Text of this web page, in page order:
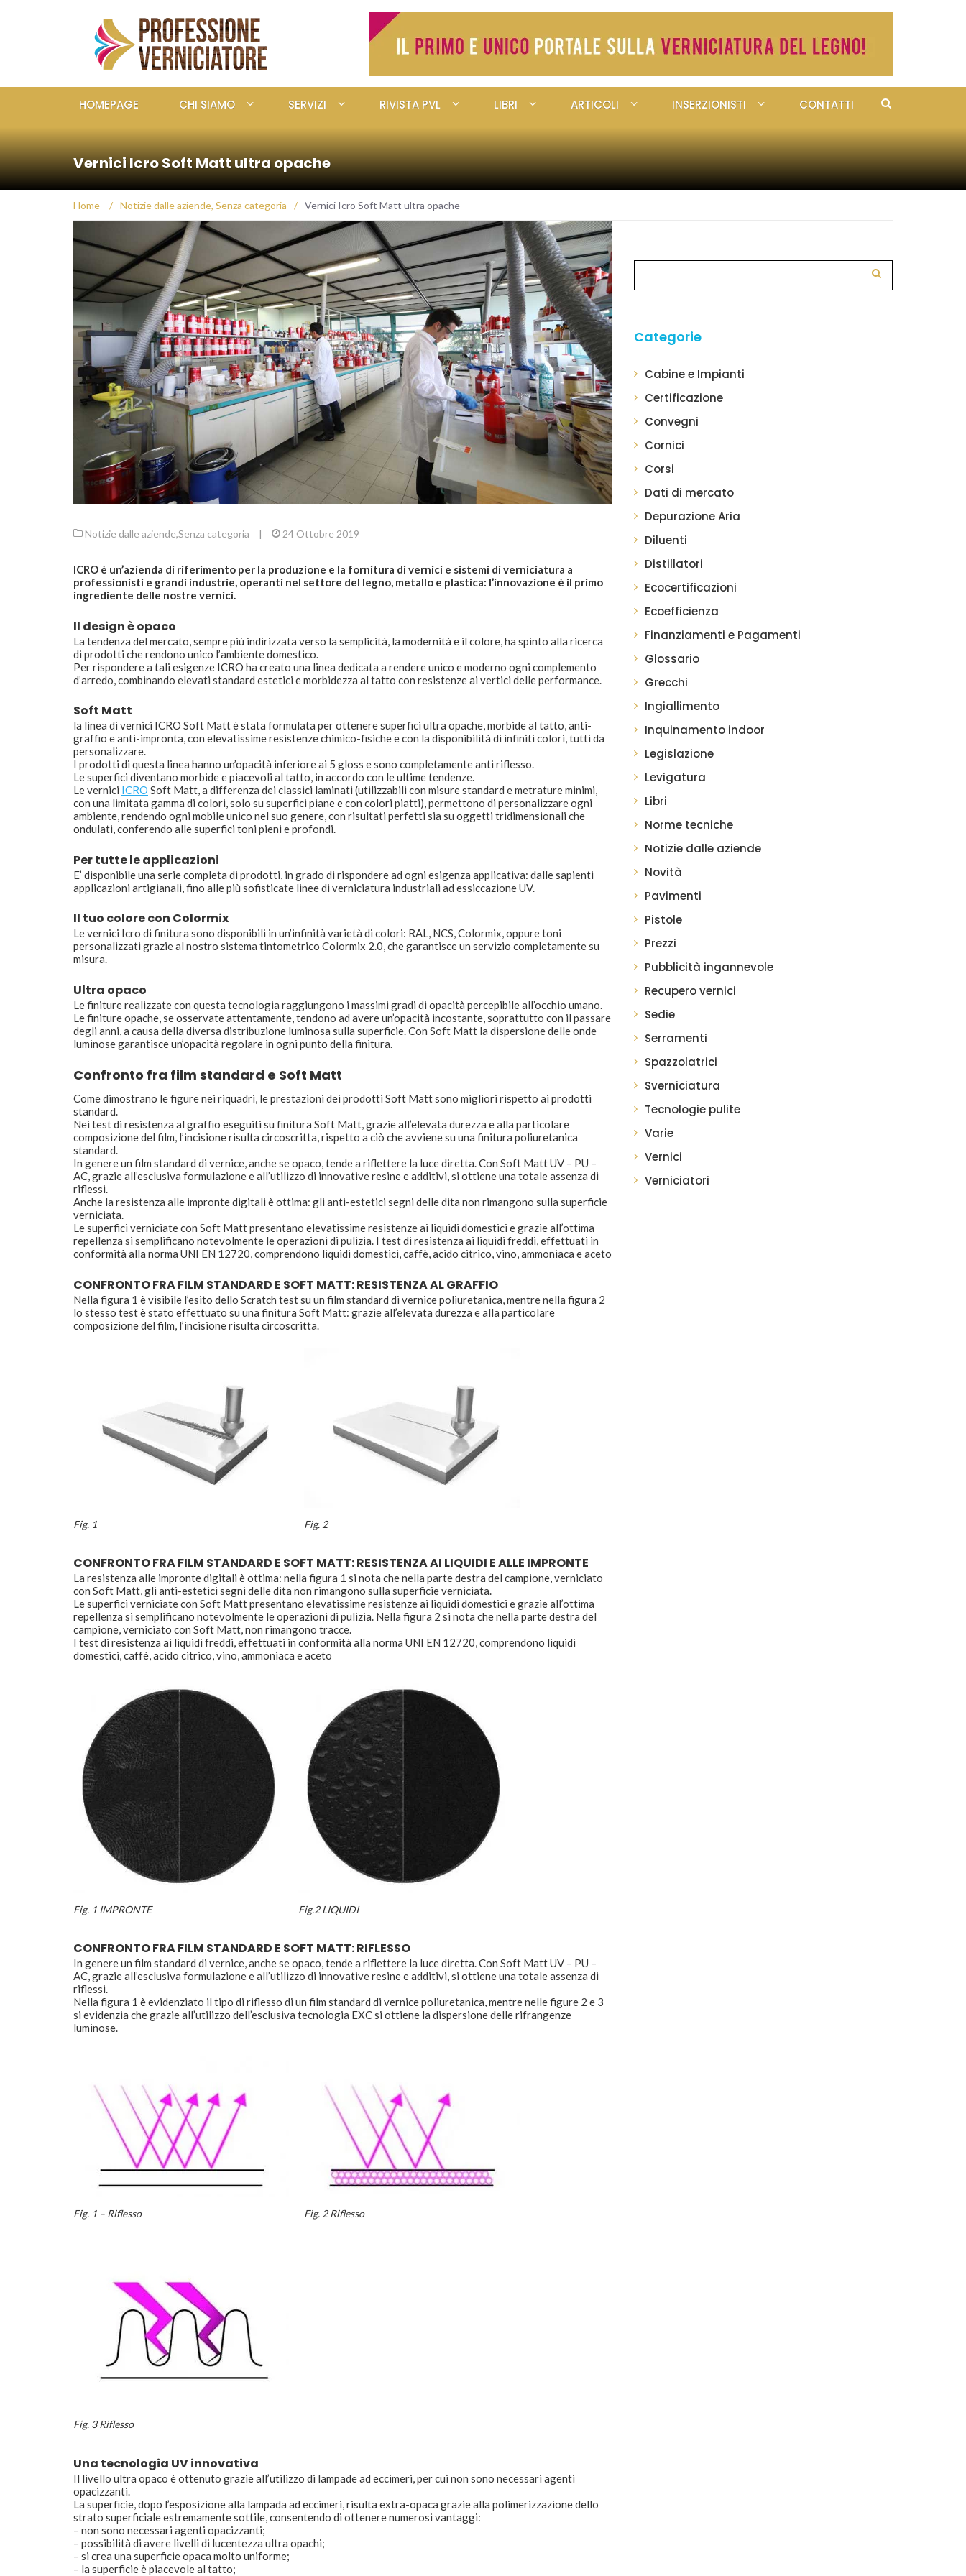
HOMEPAGE CHI SIAMO SERVIZI RIVISTA PVL LIBRI ARTICOLI INSERZIONISTI CONTATTI
Vernici Icro Soft Matt ultra opache
Home / Notizie dalle aziende, Senza categoria / Vernici Icro Soft Matt ultra opache
Notizie dalle aziende,Senza categoria | 24 Ottobre 2019
ICRO è un’azienda di riferimento per la produzione e la fornitura di vernici e sistemi di verniciatura a
professionisti e grandi industrie, operanti nel settore del legno, metallo e plastica: l’innovazione è il primo
ingrediente delle nostre vernici.
Il design è opaco
La tendenza del mercato, sempre più indirizzata verso la semplicità, la modernità e il colore, ha spinto alla ricerca
di prodotti che rendono unico l’ambiente domestico.
Per rispondere a tali esigenze ICRO ha creato una linea dedicata a rendere unico e moderno ogni complemento
d’arredo, combinando elevati standard estetici e morbidezza al tatto con resistenze ai vertici delle performance.
Soft Matt
la linea di vernici ICRO Soft Matt è stata formulata per ottenere superfici ultra opache, morbide al tatto, anti-
graffio e anti-impronta, con elevatissime resistenze chimico-fisiche e con la disponibilità di infiniti colori, tutti da
personalizzare.
I prodotti di questa linea hanno un’opacità inferiore ai 5 gloss e sono completamente anti riflesso.
Le superfici diventano morbide e piacevoli al tatto, in accordo con le ultime tendenze.
Le vernici ICRO Soft Matt, a differenza dei classici laminati (utilizzabili con misure standard e metrature minimi,
con una limitata gamma di colori, solo su superfici piane e con colori piatti), permettono di personalizzare ogni
ambiente, rendendo ogni mobile unico nel suo genere, con risultati perfetti sia su oggetti tridimensionali che
ondulati, conferendo alle superfici toni pieni e profondi.
Per tutte le applicazioni
E’ disponibile una serie completa di prodotti, in grado di rispondere ad ogni esigenza applicativa: dalle sapienti
applicazioni artigianali, fino alle più sofisticate linee di verniciatura industriali ad essiccazione UV.
Il tuo colore con Colormix
Le vernici Icro di finitura sono disponibili in un’infinità varietà di colori: RAL, NCS, Colormix, oppure toni
personalizzati grazie al nostro sistema tintometrico Colormix 2.0, che garantisce un servizio completamente su
misura.
Ultra opaco
Le finiture realizzate con questa tecnologia raggiungono i massimi gradi di opacità percepibile all’occhio umano.
Le finiture opache, se osservate attentamente, tendono ad avere un’opacità incostante, soprattutto con il passare
degli anni, a causa della diversa distribuzione luminosa sulla superficie. Con Soft Matt la dispersione delle onde
luminose garantisce un’opacità regolare in ogni punto della finitura.
Confronto fra film standard e Soft Matt
Come dimostrano le figure nei riquadri, le prestazioni dei prodotti Soft Matt sono migliori rispetto ai prodotti
standard.
Nei test di resistenza al graffio eseguiti su finitura Soft Matt, grazie all’elevata durezza e alla particolare
composizione del film, l’incisione risulta circoscritta, rispetto a ciò che avviene su una finitura poliuretanica
standard.
In genere un film standard di vernice, anche se opaco, tende a riflettere la luce diretta. Con Soft Matt UV – PU –
AC, grazie all’esclusiva formulazione e all’utilizzo di innovative resine e additivi, si ottiene una totale assenza di
riflessi.
Anche la resistenza alle impronte digitali è ottima: gli anti-estetici segni delle dita non rimangono sulla superficie
verniciata.
Le superfici verniciate con Soft Matt presentano elevatissime resistenze ai liquidi domestici e grazie all’ottima
repellenza si semplificano notevolmente le operazioni di pulizia. I test di resistenza ai liquidi freddi, effettuati in
conformità alla norma UNI EN 12720, comprendono liquidi domestici, caffè, acido citrico, vino, ammoniaca e aceto
CONFRONTO FRA FILM STANDARD E SOFT MATT: RESISTENZA AL GRAFFIO
Nella figura 1 è visibile l’esito dello Scratch test su un film standard di vernice poliuretanica, mentre nella figura 2
lo stesso test è stato effettuato su una finitura Soft Matt: grazie all’elevata durezza e alla particolare
composizione del film, l’incisione risulta circoscritta.
Fig. 1 Fig. 2
CONFRONTO FRA FILM STANDARD E SOFT MATT: RESISTENZA AI LIQUIDI E ALLE IMPRONTE
La resistenza alle impronte digitali è ottima: nella figura 1 si nota che nella parte destra del campione, verniciato
con Soft Matt, gli anti-estetici segni delle dita non rimangono sulla superficie verniciata.
Le superfici verniciate con Soft Matt presentano elevatissime resistenze ai liquidi domestici e grazie all’ottima
repellenza si semplificano notevolmente le operazioni di pulizia. Nella figura 2 si nota che nella parte destra del
campione, verniciato con Soft Matt, non rimangono tracce.
I test di resistenza ai liquidi freddi, effettuati in conformità alla norma UNI EN 12720, comprendono liquidi
domestici, caffè, acido citrico, vino, ammoniaca e aceto
Fig. 1 IMPRONTE Fig.2 LIQUIDI
CONFRONTO FRA FILM STANDARD E SOFT MATT: RIFLESSO
In genere un film standard di vernice, anche se opaco, tende a riflettere la luce diretta. Con Soft Matt UV – PU –
AC, grazie all’esclusiva formulazione e all’utilizzo di innovative resine e additivi, si ottiene una totale assenza di
riflessi.
Nella figura 1 è evidenziato il tipo di riflesso di un film standard di vernice poliuretanica, mentre nelle figure 2 e 3
si evidenzia che grazie all’utilizzo dell’esclusiva tecnologia EXC si ottiene la dispersione delle rifrangenze
luminose.
Fig. 1 – Riflesso Fig. 2 Riflesso
Fig. 3 Riflesso
Una tecnologia UV innovativa
Il livello ultra opaco è ottenuto grazie all’utilizzo di lampade ad eccimeri, per cui non sono necessari agenti
opacizzanti.
La superficie, dopo l’esposizione alla lampada ad eccimeri, risulta extra-opaca grazie alla polimerizzazione dello
strato superficiale estremamente sottile, consentendo di ottenere numerosi vantaggi:
– non sono necessari agenti opacizzanti;
– possibilità di avere livelli di lucentezza ultra opachi;
– si crea una superficie opaca molto uniforme;
– la superficie è piacevole al tatto;
Categorie
Cabine e Impianti
Certificazione
Convegni
Cornici
Corsi
Dati di mercato
Depurazione Aria
Diluenti
Distillatori
Ecocertificazioni
Ecoefficienza
Finanziamenti e Pagamenti
Glossario
Grecchi
Ingiallimento
Inquinamento indoor
Legislazione
Levigatura
Libri
Norme tecniche
Notizie dalle aziende
Novità
Pavimenti
Pistole
Prezzi
Pubblicità ingannevole
Recupero vernici
Sedie
Serramenti
Spazzolatrici
Sverniciatura
Tecnologie pulite
Varie
Vernici
Verniciatori